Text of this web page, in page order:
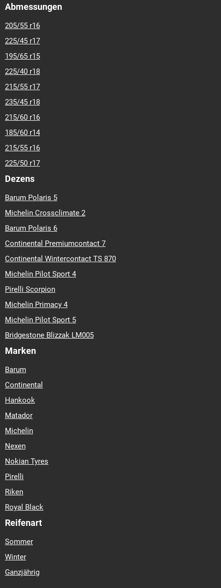
Abmessungen
205/55 r16
225/45 r17
195/65 r15
225/40 r18
215/55 r17
235/45 r18
215/60 r16
185/60 r14
215/55 r16
225/50 r17
Dezens
Barum Polaris 5
Michelin Crossclimate 2
Barum Polaris 6
Continental Premiumcontact 7
Continental Wintercontact TS 870
Michelin Pilot Sport 4
Pirelli Scorpion
Michelin Primacy 4
Michelin Pilot Sport 5
Bridgestone Blizzak LM005
Marken
Barum
Continental
Hankook
Matador
Michelin
Nexen
Nokian Tyres
Pirelli
Riken
Royal Black
Reifenart
Sommer
Winter
Ganzjährig